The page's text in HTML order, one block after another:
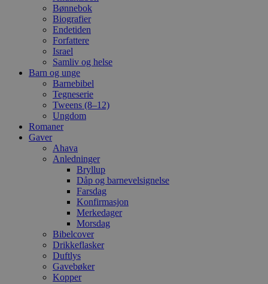
Bønnebok
Biografier
Endetiden
Forfattere
Israel
Samliv og helse
Barn og unge
Barnebibel
Tegneserie
Tweens (8–12)
Ungdom
Romaner
Gaver
Ahava
Anledninger
Bryllup
Dåp og barnevelsignelse
Farsdag
Konfirmasjon
Merkedager
Morsdag
Bibelcover
Drikkeflasker
Duftlys
Gavebøker
Kopper